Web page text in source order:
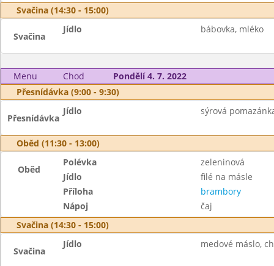
Svačina (14:30 - 15:00)
Svačina
Jídlo bábovka, mléko
Menu Chod
Pondělí 4. 7. 2022
Přesnídávka (9:00 - 9:30)
Přesnídávka
Jídlo sýrová
Oběd (11:30 - 13:00)
Oběd
Polévka
zeleninová
Jídlo
filé na másle
Příloha
brambory
Nápoj
čaj
Svačina (14:30 - 15:00)
Svačina
Jídlo medové máslo,